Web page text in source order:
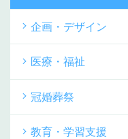
企画・デザイン
医療・福祉
冠婚葬祭
教育・学習支援